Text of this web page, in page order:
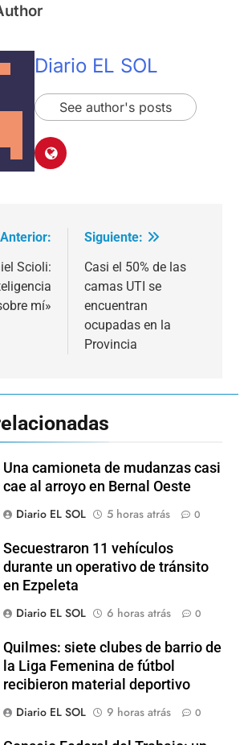
Diario EL SOL
See author's posts
Anterior:
Scioli:
mí»
Siguiente:
Casi el 50% de las
camas UTI se
encuentran
ocupadas en la
Provincia
Una camioneta de mudanzas casi
cae al arroyo en Bernal Oeste
Diario EL SOL
5 horas atrás 0
Secuestraron 11 vehículos
durante un operativo de tránsito
en Ezpeleta
Diario EL SOL
6 horas atrás 0
Quilmes: siete clubes de barrio de
la Liga Femenina de fútbol
recibieron material deportivo
Diario EL SOL
9 horas atrás 0